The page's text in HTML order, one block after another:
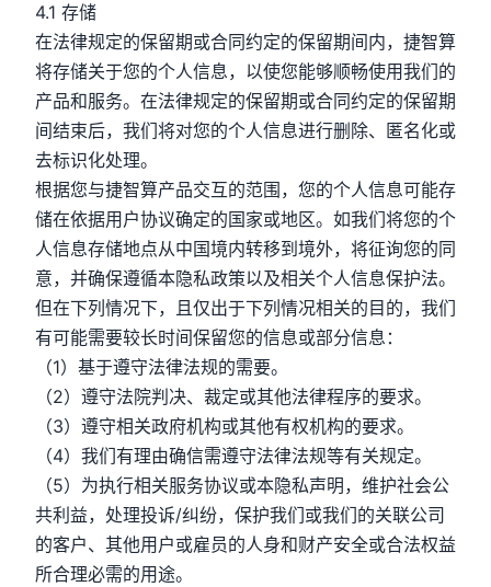
4.1 存储
在法律规定的保留期或合同约定的保留期间内，捷智算
将存储关于您的个人信息，以使您能够顺畅使用我们的
产品和服务。在法律规定的保留期或合同约定的保留期
间结束后，我们将对您的个人信息进行删除、匿名化或
去标识化处理。
根据您与捷智算产品交互的范围，您的个人信息可能存
储在依据用户协议确定的国家或地区。如我们将您的个
人信息存储地点从中国境内转移到境外，将征询您的同
意，并确保遵循本隐私政策以及相关个人信息保护法。
但在下列情况下，且仅出于下列情况相关的目的，我们
有可能需要较长时间保留您的信息或部分信息：
（1）基于遵守法律法规的需要。
（2）遵守法院判决、裁定或其他法律程序的要求。
（3）遵守相关政府机构或其他有权机构的要求。
（4）我们有理由确信需遵守法律法规等有关规定。
（5）为执行相关服务协议或本隐私声明，维护社会公
共利益，处理投诉/纠纷，保护我们或我们的关联公司
的客户、其他用户或雇员的人身和财产安全或合法权益
所合理必需的用途。